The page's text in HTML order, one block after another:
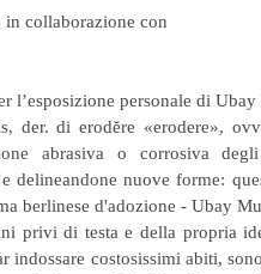
in collaborazione con
l’esposizione personale di
der. di erodĕre «erodere»,
abrasiva o corrosiva
delineandone nuove forme:
berlinese d'adozione - Ubay
privi di testa e della propria
indossare costosissimi abiti,